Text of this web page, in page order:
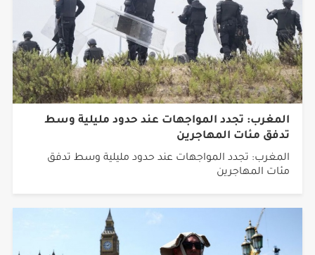
المغرب: تجدد المواجهات عند حدود مليلية وسط
تدفق مئات المهاجرين
المغرب: تجدد المواجهات عند حدود مليلية وسط تدفق
مئات المهاجرين